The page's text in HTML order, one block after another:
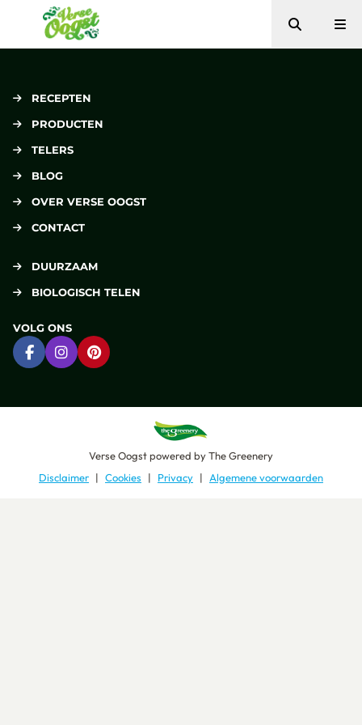
Verse Oogst
Zoeken
RECEPTEN
PRODUCTEN
TELERS
BLOG
OVER VERSE OOGST
CONTACT
DUURZAAM
BIOLOGISCH TELEN
VOLG ONS
Ga naar Facebook
Ga naar Instagram
Ga naar Pinterest
Verse Oogstpowered byThe Greenery
Disclaimer
Cookies Privacy Algemene voorwaarden